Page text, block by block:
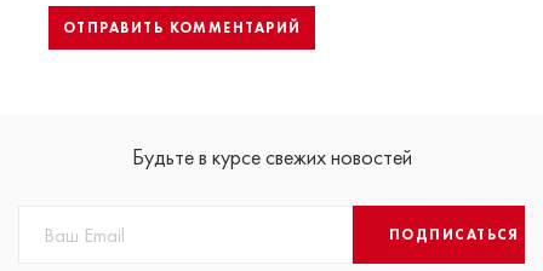
Будьте в курсе свежих новостей
ПОДПИСАТЬСЯ